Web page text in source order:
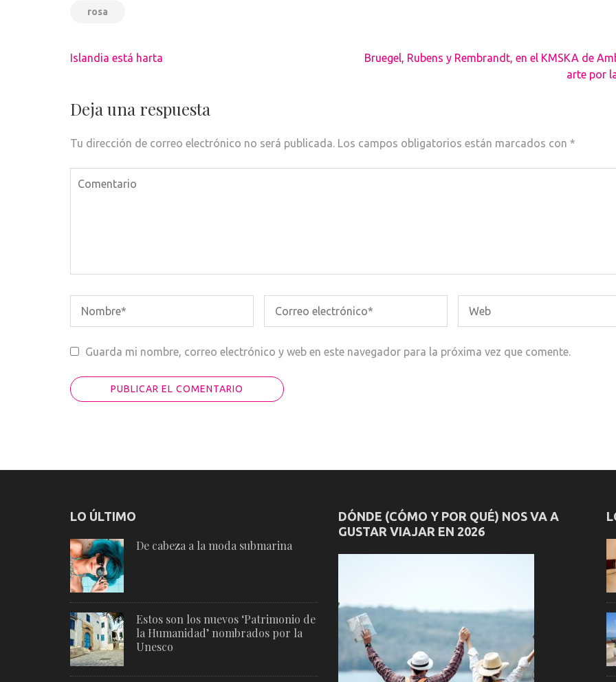
rosa
Navegación
Islandia está harta
Bruegel, Rubens y Rembrandt, en el KMSKA de
arte por
Deja una respuesta
Tu dirección de correo electrónico no será publicada. Los campos obligatorios están marcados con *
Guarda mi nombre, correo electrónico y web en este navegador para la próxima vez que comente.
LO ÚLTIMO
De cabeza a la moda submarina
Estos son los nuevos ‘Patrimonio de
la Humanidad’ nombrados por la
Unesco
DÓNDE (CÓMO Y POR QUÉ) NOS VA A
GUSTAR VIAJAR EN 2026